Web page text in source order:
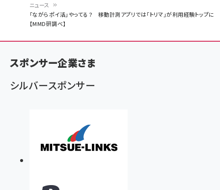
く
ず
ニュース
「ながらポイ活」やってる？ 移動計測アプリでは「トリマ」が利用経験トップに
【MMD研調べ】
スポンサー企業さま
シルバースポンサー